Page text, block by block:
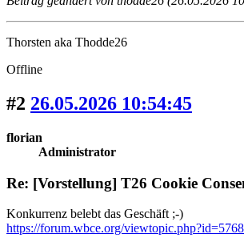
Thorsten aka Thodde26
Offline
#2 26.05.2026 10:54:45
florian
Administrator
Re: [Vorstellung] T26 Cookie
Konkurrenz belebt das Geschäft ;-)
https://forum.wbce.org/viewtopic.php?id=5768